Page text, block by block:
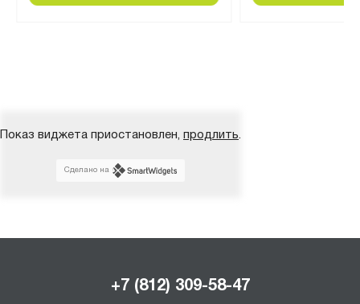
Показ виджета приостановлен, продлить.
Сделано на
+7 (812) 309-58-47